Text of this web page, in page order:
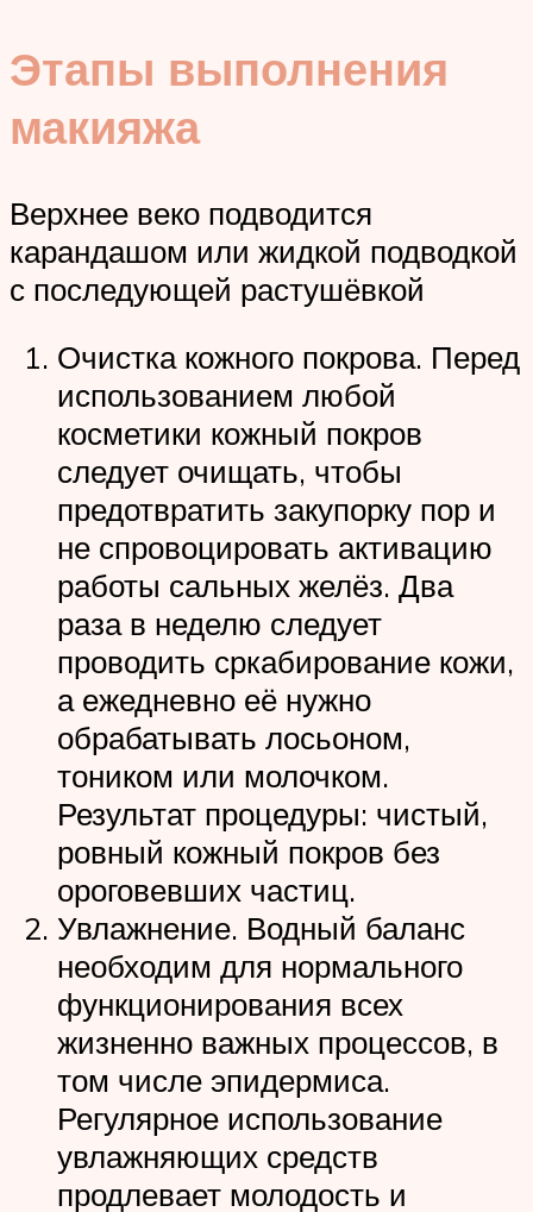
Этапы выполнения
макияжа
Верхнее веко подводится
карандашом или жидкой подводкой
с последующей растушёвкой
Очистка кожного покрова. Перед
использованием любой
косметики кожный покров
следует очищать, чтобы
предотвратить закупорку пор и
не спровоцировать активацию
работы сальных желёз. Два
раза в неделю следует
проводить сркабирование кожи,
а ежедневно её нужно
обрабатывать лосьоном,
тоником или молочком.
Результат процедуры: чистый,
ровный кожный покров без
ороговевших частиц.
Увлажнение. Водный баланс
необходим для нормального
функционирования всех
жизненно важных процессов, в
том числе эпидермиса.
Регулярное использование
увлажняющих средств
продлевает молодость и